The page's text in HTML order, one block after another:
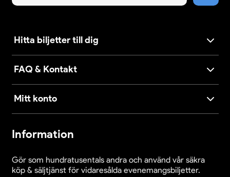
Hitta biljetter till dig
FAQ & Kontakt
Mitt konto
Information
Gör som hundratusentals andra och använd vår säkra
köp & säljtjänst för vidaresålda evenemangsbiljetter.